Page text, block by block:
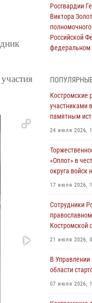
Росгвардии
Виктора
Российской
федеральном
службой в
31 июля 2026,
Костромские
30 июля 2026,
«Единых
получения
29 июля 2026,
участие в
Владимира в
28 июля 2026,
Более
Костромские
участниками
памятным
24 июля 2026,
«Оплот» в
округа войск
17 июля 2026,
Сотрудники
Костромской
21 июля 2026,
В Управлении
области
07 июля 2026,